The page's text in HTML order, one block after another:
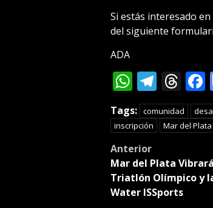
Si estás interesado
del siguiente
ADA
Tags: comunidad
inscripción
Mar del Plata
Post
navigation
Anterior
Mar del Plata
Triatlón Olímpico y
Water ISSports